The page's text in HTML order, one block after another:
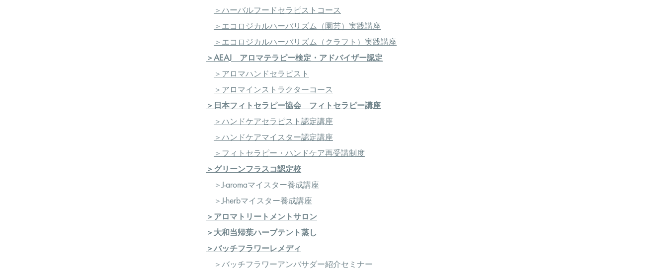
＞ハーバルフードセラピストコース
＞エコロジカルハーバリズム（園芸）実践講座
＞エコロジカルハーバリズム（クラフト）実践講座
＞AEAJ アロマテラピー検定・アドバイザー認定
＞アロマハンドセラピスト
＞アロマインストラクターコース
＞日本フィトセラピー協会 フィトセラピー講座
＞ハンドケアセラピスト認定講座
＞ハンドケアマイスター認定講座
＞フィトセラピー・ハンドケア再受講制度
＞グリーンフラスコ認定校
＞J-aromaマイスター養成講座
＞J-herbマイスター養成講座
＞アロマトリートメントサロン
＞大和当帰葉ハーブテント蒸し
＞バッチフラワーレメディ
​ ＞バッチフラワーアンバサダー紹介セミナー